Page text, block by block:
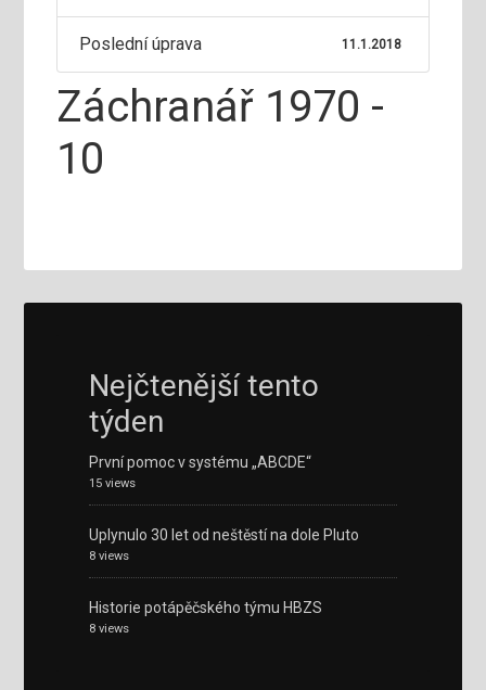
Poslední úprava 11.1.2018
Záchranář 1970 -
10
Nejčtenější tento
týden
První pomoc v systému „ABCDE“
15 views
Uplynulo 30 let od neštěstí na dole Pluto
8 views
Historie potápěčského týmu HBZS
8 views